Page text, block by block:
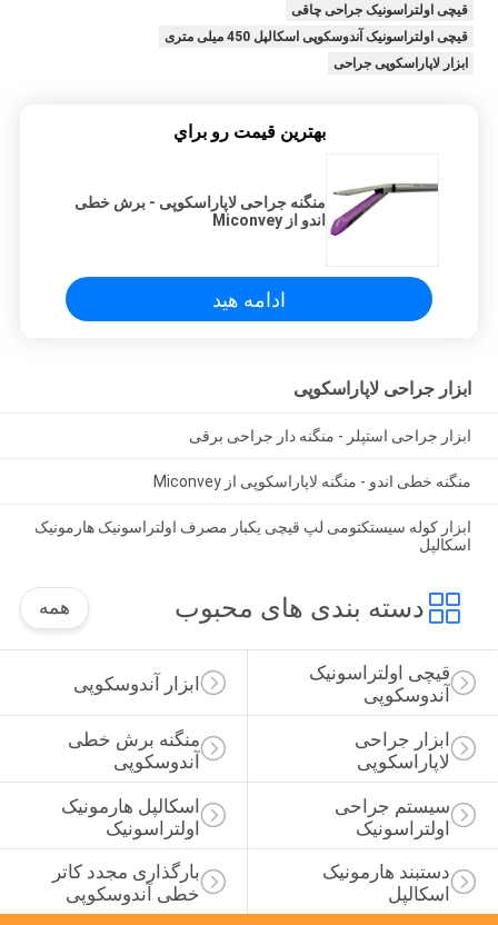
قیچی اولتراسونیک جراحی چاقی
قیچی اولتراسونیک آندوسکوپی اسکالپل 450 میلی متری
ابزار لاپاراسکوپی جراحی
بهترين قيمت رو براي
منگنه جراحی لاپاراسکوپی - برش خطی
اندو از Miconvey
ادامه هید
ابزار جراحی لاپاراسکوپی
ابزار جراحی استپلر - منگنه دار جراحی برقی
منگنه خطی اندو - منگنه لاپاراسکوپی از Miconvey
ابزار کوله سیستکتومی لپ قیچی یکبار مصرف اولتراسونیک هارمونیک
اسکالپل
دسته بندی های محبوب همه
ابزار آندوسکوپی
قیچی اولتراسونیک
آندوسکوپی
منگنه برش خطی
آندوسکوپی
ابزار جراحی
لاپاراسکوپی
اسکالپل هارمونیک
اولتراسونیک
سیستم جراحی
اولتراسونیک
بارگذاری مجدد کاتر
خطی آندوسکوپی
دستبند هارمونیک
اسکالپل